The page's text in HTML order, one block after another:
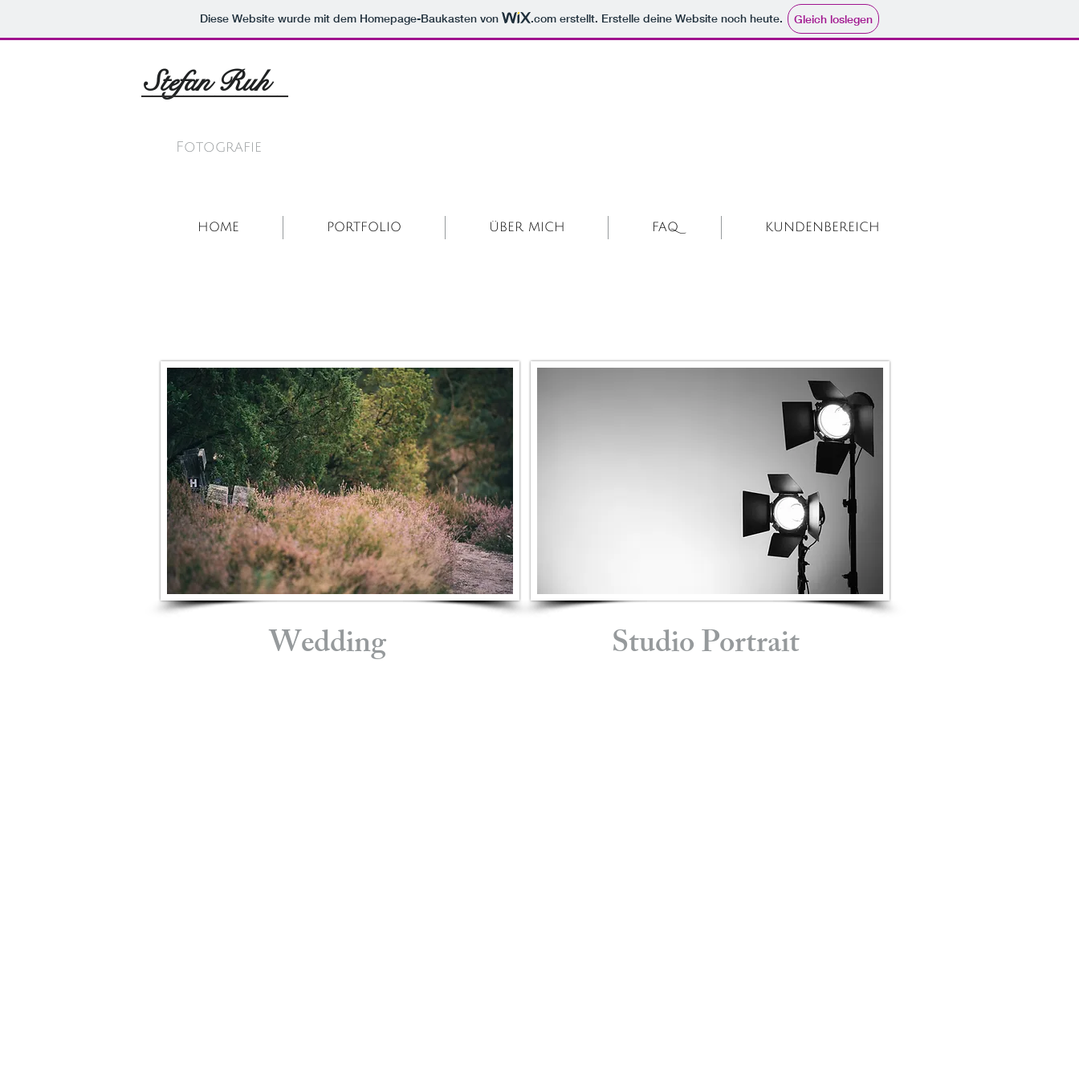
Diese Website wurde mit dem Homepage-Baukasten von .com erstellt. Erstelle deine Website noch heute. Gleich loslegen
Stefan Ruh
______________
Fotografie
HOME PORTFOLIO ÜBER MICH FAQ KUNDENBEREICH
Wedding Studio Portrait